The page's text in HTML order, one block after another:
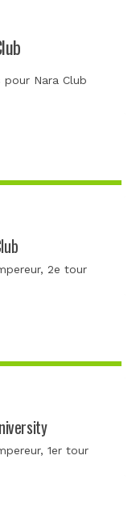
pour Nara Club
, 2e tour
, 1er tour